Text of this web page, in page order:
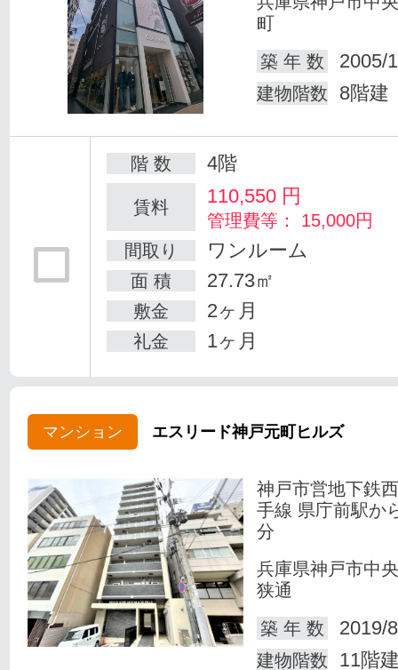
町
築 年 数
2005/
建物階数 8階建
階 数 4階
賃料 110,550 円
管理費等： 15,000円
間取り
ワンルーム
面 積 27.73㎡
敷金 2ヶ月
礼金 1ヶ月
マンション エスリード神戸元町ヒルズ
神戸市営地下鉄
手線 県庁前駅か
分
兵庫県神戸市中
狭通
築 年 数
2019/
建物階数 11階